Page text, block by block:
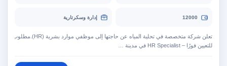
12000 إدارة وسكرتارية
تعلن شركة متخصصة في تحلية المياه عن حاجتها إلى موظفي موارد بشرية (HR).مطلوب
للتعيين فورًا – HR Specialist في مدينة …